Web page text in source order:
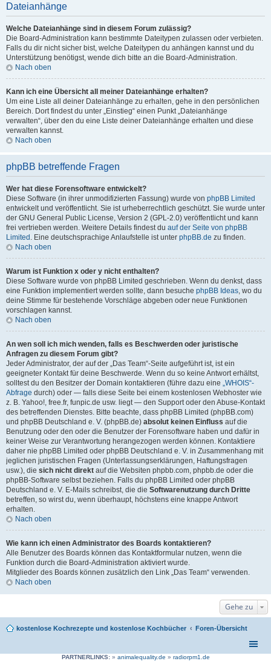
Dateianhänge
Welche Dateianhänge sind in diesem Forum zulässig?
Die Board-Administration kann bestimmte Dateitypen zulassen oder verbieten.
Falls du dir nicht sicher bist, welche Dateitypen du anhängen kannst und du
Unterstützung benötigst, wende dich bitte an die Board-Administration.
Nach oben
Kann ich eine Übersicht all meiner Dateianhänge erhalten?
Um eine Liste all deiner Dateianhänge zu erhalten, gehe in den persönlichen
Bereich. Dort findest du unter „Einstieg“ einen Punkt „Dateianhänge
verwalten“, über den du eine Liste deiner Dateianhänge erhalten und diese
verwalten kannst.
Nach oben
phpBB betreffende Fragen
Wer hat diese Forensoftware entwickelt?
Diese Software (in ihrer unmodifizierten Fassung) wurde von phpBB Limited
entwickelt und veröffentlicht. Sie ist urheberrechtlich geschützt. Sie wurde unter
der GNU General Public License, Version 2 (GPL-2.0) veröffentlicht und kann
frei vertrieben werden. Weitere Details findest du auf der Seite von phpBB
Limited . Eine deutschsprachige Anlaufstelle ist unter phpBB.de zu finden.
Nach oben
Warum ist Funktion x oder y nicht enthalten?
Diese Software wurde von phpBB Limited geschrieben. Wenn du denkst, dass
eine Funktion implementiert werden sollte, dann besuche phpBB Ideas, wo du
deine Stimme für bestehende Vorschläge abgeben oder neue Funktionen
vorschlagen kannst.
Nach oben
An wen soll ich mich wenden, falls es Beschwerden oder juristische
Anfragen zu diesem Forum gibt?
Jeder Administrator, der auf der „Das Team“-Seite aufgeführt ist, ist ein
geeigneter Kontakt für deine Beschwerde. Wenn du so keine Antwort erhältst,
solltest du den Besitzer der Domain kontaktieren (führe dazu eine „WHOIS“-
Abfrage durch) oder — falls diese Seite bei einem kostenlosen Webhoster wie
z. B. Yahoo!, free.fr, funpic.de usw. liegt — den Support oder den Abuse-Kontakt
des betreffenden Dienstes. Bitte beachte, dass phpBB Limited (phpBB.com)
und phpBB Deutschland e. V. (phpBB.de) absolut keinen Einfluss auf die
Benutzung oder den oder die Benutzer der Forensoftware haben und dafür in
keiner Weise zur Verantwortung herangezogen werden können. Kontaktiere
daher nie phpBB Limited oder phpBB Deutschland e. V. in Zusammenhang mit
jeglichen juristischen Fragen (Unterlassungserklärungen, Haftungsfragen
usw.), die sich nicht direkt auf die Websiten phpbb.com, phpbb.de oder die
phpBB-Software selbst beziehen. Falls du phpBB Limited oder phpBB
Deutschland e. V. E-Mails schreibst, die die Softwarenutzung durch Dritte
betreffen, so wirst du, wenn überhaupt, höchstens eine knappe Antwort
erhalten.
Nach oben
Wie kann ich einen Administrator des Boards kontaktieren?
Alle Benutzer des Boards können das Kontaktformular nutzen, wenn die
Funktion durch die Board-Administration aktiviert wurde.
Mitglieder des Boards können zusätzlich den Link „Das Team“ verwenden.
Nach oben
Gehe zu
kostenlose Kochrezepte und kostenlose Kochbücher Foren-Übersicht
PARTNERLINKS:» animalequality.de » radiorpm1.de